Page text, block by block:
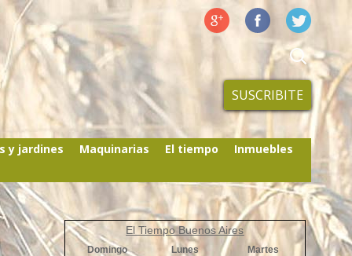
SUSCRIBITE
y jardines Maquinarias El tiempo Inmuebles
El Tiempo Buenos Aires